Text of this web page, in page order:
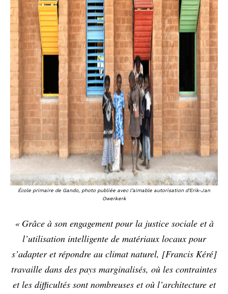
École primaire de Gando, photo publiée avec l’aimable autorisation d’Erik-Jan
Owerkerk
« Grâce à son engagement pour la justice sociale et à
l’utilisation intelligente de matériaux locaux pour
s’adapter et répondre au climat naturel, [Francis Kéré]
travaille dans des pays marginalisés, où les contraintes
et les difficultés sont nombreuses et où l’architecture et